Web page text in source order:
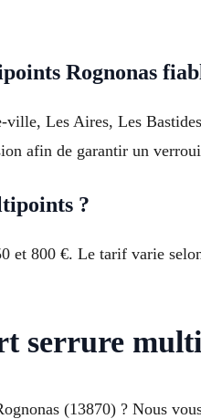
Rognonas
Les Aires, Les
afin de garantir un
?
et 800 €. Le tarif varie
serrure
(13870) ? Nous